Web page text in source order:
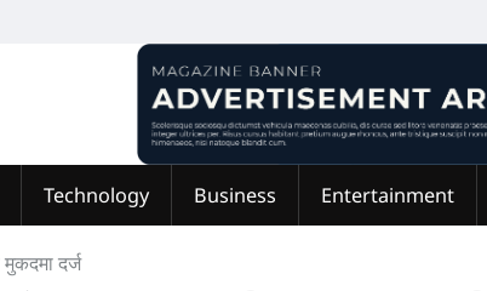
Technology Business Entertainment
दर्ज